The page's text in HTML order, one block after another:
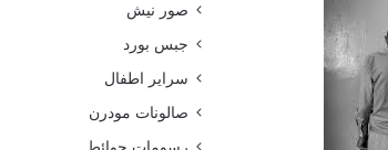
صور نيش
جبس بورد
سراير اطفال
صالونات مودرن